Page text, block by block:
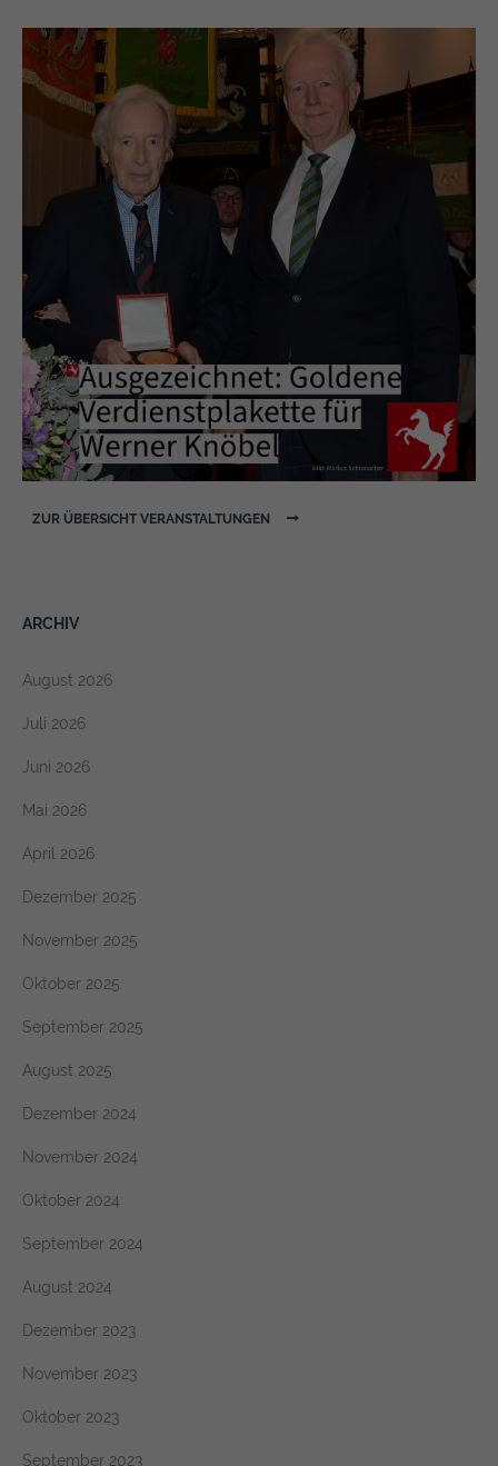
ARCHIV
August 2026
Juli 2026
Juni 2026
Mai 2026
April 2026
Dezember 2025
November 2025
Oktober 2025
September 2025
August 2025
Dezember 2024
November 2024
Oktober 2024
September 2024
August 2024
Dezember 2023
November 2023
Oktober 2023
September 2023
ZUR ÜBERSICHT VERANSTALTUNGEN